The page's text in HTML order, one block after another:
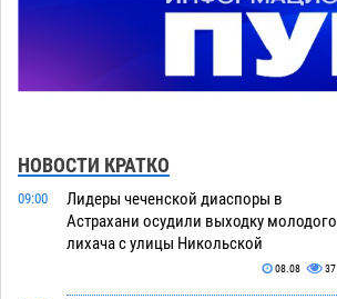
НОВОСТИ КРАТКО
09:00
Лидеры чеченской диаспоры в
Астрахани осудили выходку молодого
лихача с улицы Никольской
08.08 37